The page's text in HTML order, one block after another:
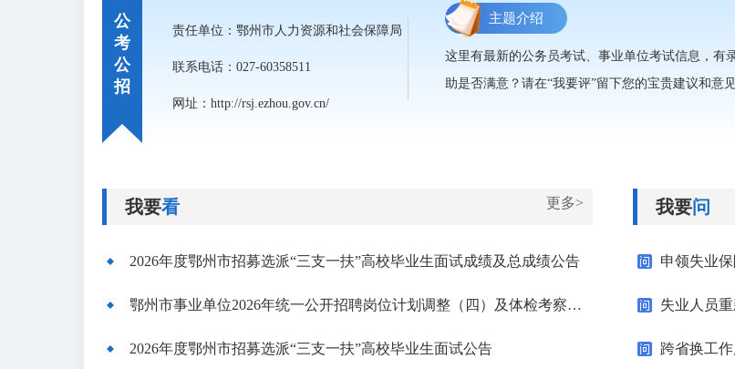
公
考
公
招
责任单位：鄂州市人力资源和社会保障局
联系电话：027-60358511
网址：http://rsj.ezhou.gov.cn/
主题介绍
这里有最新的公务员考试、事业单位考试信息，有
助是否满意？请在“我要评”留下您的宝贵建议和意
我要看 更多>
2026年度鄂州市招募选派“三支一扶”高校毕业生面试成绩及总成绩公告
鄂州市事业单位2026年统一公开招聘岗位计划调整（四）及体检考察公告
2026年度鄂州市招募选派“三支一扶”高校毕业生面试公告
我要问
申领失业
失业人员
跨省换工